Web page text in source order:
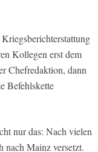
Kollegen erst dem
Chefredaktion, dann
Befehlskette
nur das: Nach vielen
nach Mainz versetzt.